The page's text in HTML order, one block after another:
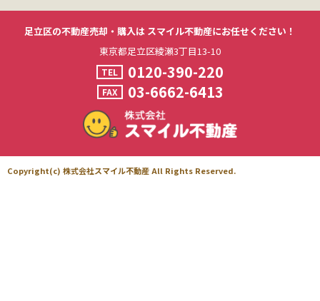
足立区の不動産売却・購入は スマイル不動産にお任せください！
東京都足立区綾瀬3丁目13-10
TEL 0120-390-220
FAX 03-6662-6413
Copyright(c) 株式会社スマイル不動産 All Rights Reserved.